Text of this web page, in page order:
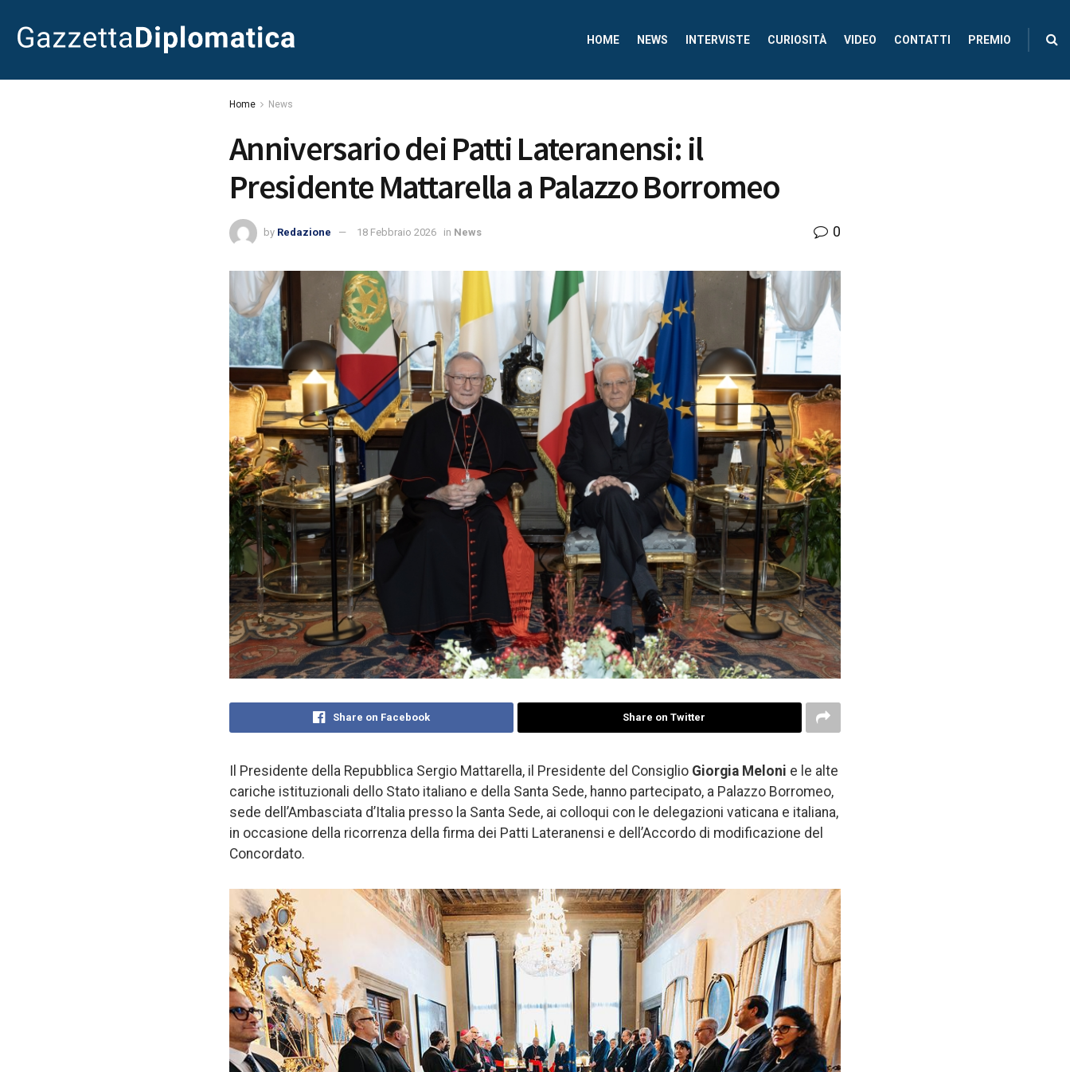
HOME NEWS INTERVISTE CURIOSITÀ VIDEO CONTATTI PREMIO
Home News
Anniversario dei Patti Lateranensi: il
Presidente Mattarella a Palazzo Borromeo
by Redazione 18 Febbraio 2026 in News 0
Share on Facebook Share on Twitter
Il Presidente della Repubblica Sergio Mattarella, il Presidente del Consiglio Giorgia Meloni e le alte
cariche istituzionali dello Stato italiano e della Santa Sede, hanno partecipato, a Palazzo Borromeo,
sede dell’Ambasciata d’Italia presso la Santa Sede, ai colloqui con le delegazioni vaticana e italiana,
in occasione della ricorrenza della firma dei Patti Lateranensi e dell’Accordo di modificazione del
Concordato.